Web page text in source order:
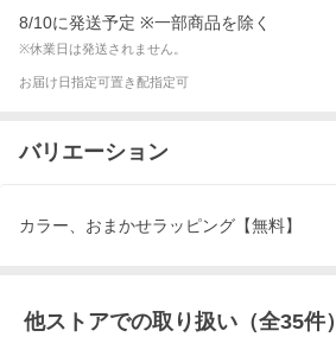
8/10に発送予定 ※一部商品を除く
※休業日は発送されません。
お届け日指定可置き配指定可
バリエーション
カラー、おまかせラッピング【無料】
他ストアでの取り扱い（全35件）